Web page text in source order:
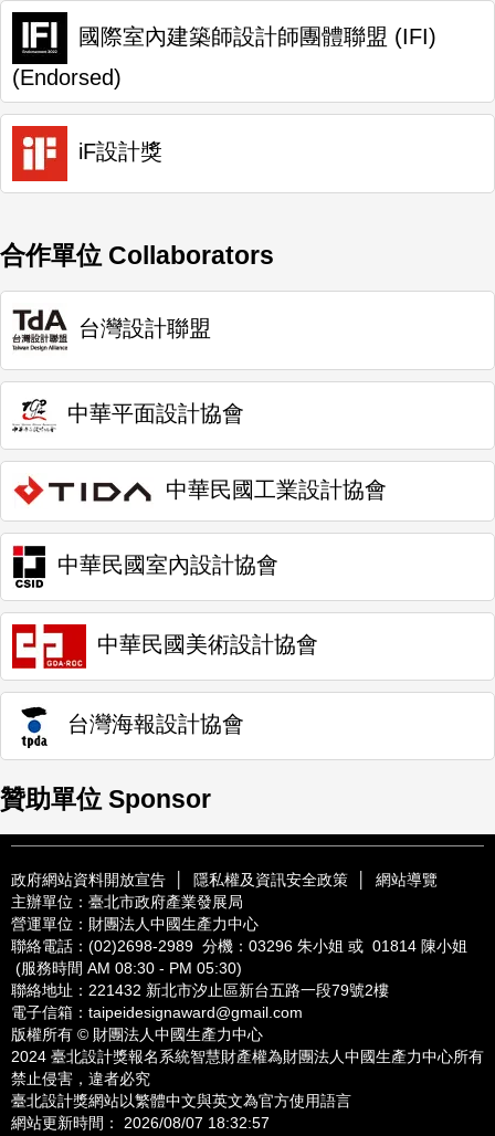
國際室內建築師設計師團體聯盟 (IFI)
(Endorsed)
iF設計獎
合作單位 Collaborators
台灣設計聯盟
中華平面設計協會
中華民國工業設計協會
中華民國室內設計協會
中華民國美術設計協會
台灣海報設計協會
贊助單位 Sponsor
政府網站資料開放宣告 隱私權及資訊安全政策
網站導覽
主辦單位：臺北市政府產業發展局
營運單位：財團法人中國生產力中心
聯絡電話： (02)2698-2989 分機：03296 朱小姐 或 01814 陳小姐
(服務時間 AM 08:30 - PM 05:30)
聯絡地址：221432 新北市汐止區新台五路一段79號2樓
電子信箱： taipeidesignaward@gmail.com
版權所有 © 財團法人中國生產力中心
2024 臺北設計獎報名系統智慧財產權為財團法人中國生產力中心所有
禁止侵害，違者必究
臺北設計獎網站以繁體中文與英文為官方使用語言
網站更新時間： 2026/08/07 18:32:57